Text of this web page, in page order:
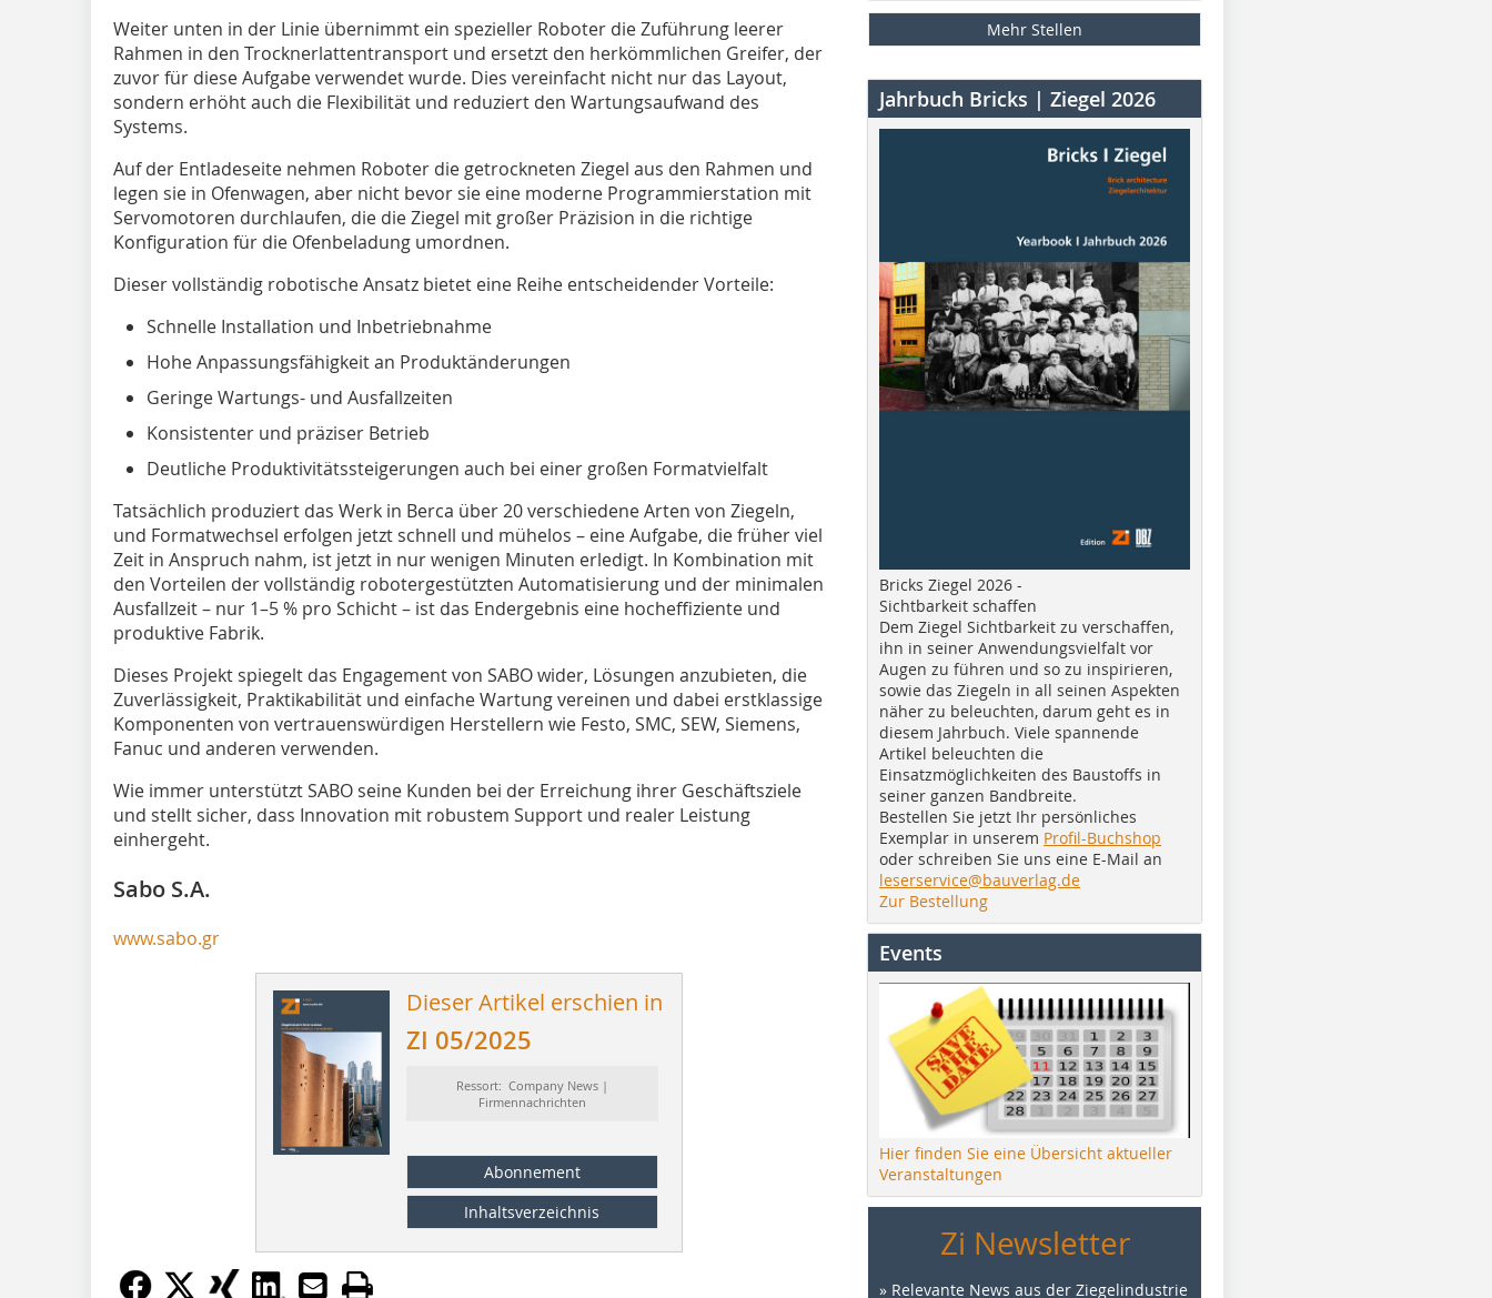
Weiter unten in der Linie übernimmt ein spezieller Roboter die Zuführung leerer
Rahmen in den Trocknerlattentransport und ersetzt den herkömmlichen Greifer, der
zuvor für diese Aufgabe verwendet wurde. Dies vereinfacht nicht nur das Layout,
sondern erhöht auch die Flexibilität und reduziert den Wartungsaufwand des
Systems.
Auf der Entladeseite nehmen Roboter die getrockneten Ziegel aus den Rahmen und
legen sie in Ofenwagen, aber nicht bevor sie eine moderne Programmierstation mit
Servomotoren durchlaufen, die die Ziegel mit großer Präzision in die richtige
Konfiguration für die Ofenbeladung umordnen.
Dieser vollständig robotische Ansatz bietet eine Reihe entscheidender Vorteile:
Schnelle Installation und Inbetriebnahme
Hohe Anpassungsfähigkeit an Produktänderungen
Geringe Wartungs- und Ausfallzeiten
Konsistenter und präziser Betrieb
Deutliche Produktivitätssteigerungen auch bei einer großen Formatvielfalt
Tatsächlich produziert das Werk in Berca über 20 verschiedene Arten von Ziegeln,
und Formatwechsel erfolgen jetzt schnell und mühelos – eine Aufgabe, die früher viel
Zeit in Anspruch nahm, ist jetzt in nur wenigen Minuten erledigt. In Kombination mit
den Vorteilen der vollständig robotergestützten Automatisierung und der minimalen
Ausfallzeit – nur 1–5 % pro Schicht – ist das Endergebnis eine hocheffiziente und
produktive Fabrik.
Dieses Projekt spiegelt das Engagement von SABO wider, Lösungen anzubieten, die
Zuverlässigkeit, Praktikabilität und einfache Wartung vereinen und dabei erstklassige
Komponenten von vertrauenswürdigen Herstellern wie Festo, SMC, SEW, Siemens,
Fanuc und anderen verwenden.
Wie immer unterstützt SABO seine Kunden bei der Erreichung ihrer Geschäftsziele
und stellt sicher, dass Innovation mit robustem Support und realer Leistung
einhergeht.
Sabo S.A.
www.sabo.gr
Dieser Artikel erschien in
ZI 05/2025
Ressort: Company News |
Firmennachrichten
Abonnement
Inhaltsverzeichnis
Mehr Stellen
Jahrbuch Bricks | Ziegel 2026
Bricks Ziegel 2026 -
Sichtbarkeit schaffen
Dem Ziegel Sichtbarkeit zu verschaffen,
ihn in seiner Anwendungsvielfalt vor
Augen zu führen und so zu inspirieren,
sowie das Ziegeln in all seinen Aspekten
näher zu beleuchten, darum geht es in
diesem Jahrbuch. Viele spannende
Artikel beleuchten die
Einsatzmöglichkeiten des Baustoffs in
seiner ganzen Bandbreite.
Bestellen Sie jetzt Ihr persönliches
Exemplar in unserem Profil-Buchshop
oder schreiben Sie uns eine E-Mail an
leserservice@bauverlag.de
Zur Bestellung
Events
Hier finden Sie eine Übersicht aktueller
Veranstaltungen
Zi Newsletter
» Relevante News aus der Ziegelindustrie